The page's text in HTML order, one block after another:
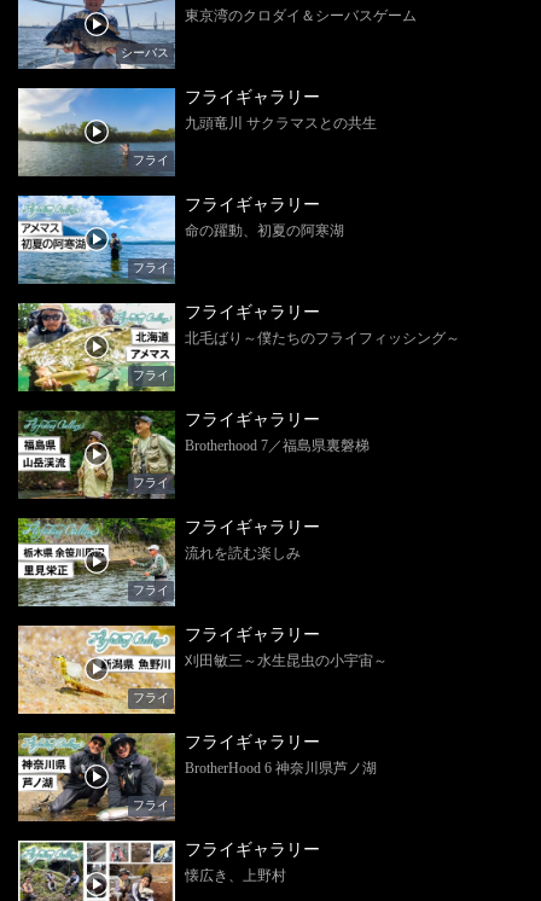
シーバス
東京湾のクロダイ＆シーバスゲーム
フライ
フライギャラリー
九頭竜川 サクラマスとの共生
フライ
フライギャラリー
命の躍動、初夏の阿寒湖
フライ
フライギャラリー
北毛ばり～僕たちのフライフィッシング～
フライ
フライギャラリー
Brotherhood 7／福島県裏磐梯
フライ
フライギャラリー
流れを読む楽しみ
フライ
フライギャラリー
刈田敏三～水生昆虫の小宇宙～
フライ
フライギャラリー
BrotherHood 6 神奈川県芦ノ湖
フライギャラリー
懐広き、上野村